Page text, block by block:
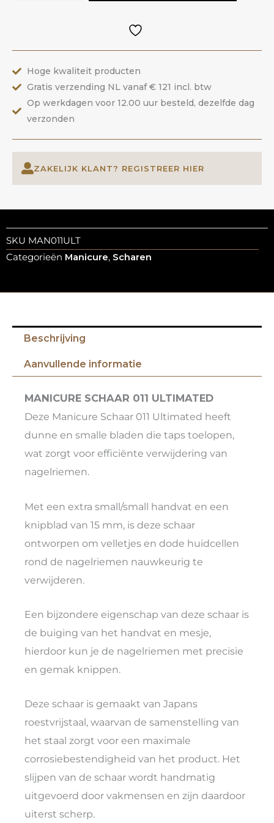
Hoge kwaliteit producten
Gratis verzending NL vanaf € 121 incl. btw
Op werkdagen voor 12.00 uur besteld, dezelfde dag
verzonden
ZAKELIJK KLANT? REGISTREER HIER
SKU MAN011ULT
Categorieën Manicure, Scharen
Beschrijving
Aanvullende informatie
MANICURE SCHAAR 011 ULTIMATED
Deze Manicure Schaar 011 Ultimated heeft
dunne en smalle bladen die taps toelopen,
wat zorgt voor efficiënte verwijdering van
nagelriemen.
Met een extra small/small handvat en een
knipblad van 15 mm, is deze schaar
ontworpen om velletjes en dode huidcellen
rond de nagelriemen nauwkeurig te
verwijderen.
Een bijzondere eigenschap van deze schaar is
de buiging van het handvat en mesje,
hierdoor kun je de nagelriemen met precisie
en gemak knippen.
Deze schaar is gemaakt van Japans
roestvrijstaal, waarvan de samenstelling van
het staal zorgt voor een maximale
corrosiebestendigheid van het product. Het
slijpen van de schaar wordt handmatig
uitgevoerd door vakmensen en zijn daardoor
uiterst scherp.